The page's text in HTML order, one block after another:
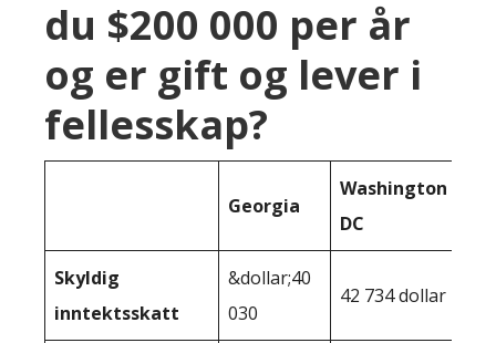
du $200 000 per år
og er gift og lever i
fellesskap?
Georgia
Washington
DC
Skyldig
inntektsskatt
&dollar;40
030
42 734 dollar